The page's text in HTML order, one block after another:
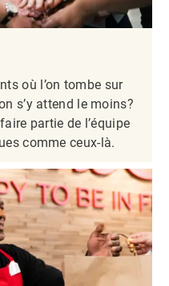
où l’on tombe sur
s’y attend le moins?
partie de l’équipe
comme ceux-là.​​​​​​​